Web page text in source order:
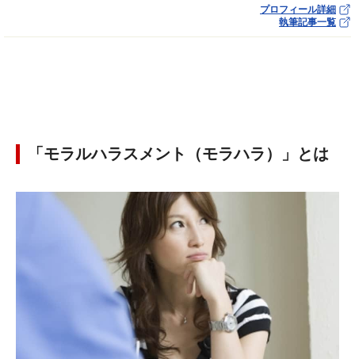
プロフィール詳細
執筆記事一覧
「モラルハラスメント（モラハラ）」とは